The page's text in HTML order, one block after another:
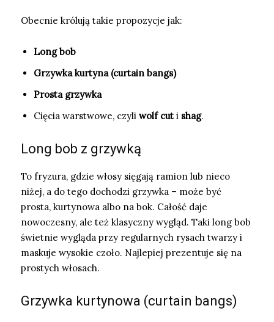
Obecnie królują takie propozycje jak:
Long bob
Grzywka kurtyna (curtain bangs)
Prosta grzywka
Cięcia warstwowe, czyli wolf cut i shag.
Long bob z grzywką
To fryzura, gdzie włosy sięgają ramion lub nieco
niżej, a do tego dochodzi grzywka – może być
prosta, kurtynowa albo na bok. Całość daje
nowoczesny, ale też klasyczny wygląd. Taki long bob
świetnie wygląda przy regularnych rysach twarzy i
maskuje wysokie czoło. Najlepiej prezentuje się na
prostych włosach.
Grzywka kurtynowa (curtain bangs)